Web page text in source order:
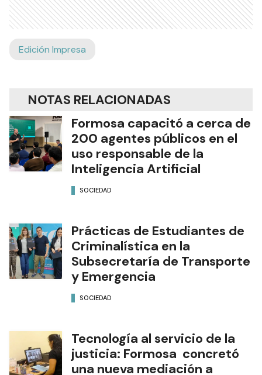
Edición Impresa
NOTAS RELACIONADAS
Formosa capacitó a cerca de
200 agentes públicos en el
uso responsable de la
Inteligencia Artificial
SOCIEDAD
Prácticas de Estudiantes de
Criminalística en la
Subsecretaría de Transporte
y Emergencia
SOCIEDAD
Tecnología al servicio de la
justicia: Formosa concretó
una nueva mediación a